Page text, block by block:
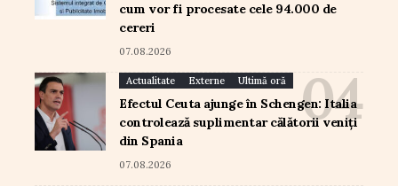
cum vor fi procesate cele 94.000 de
cereri
07.08.2026
Actualitate Externe Ultimă oră
Efectul Ceuta ajunge în Schengen: Italia
controlează suplimentar călătorii veniți
din Spania
07.08.2026